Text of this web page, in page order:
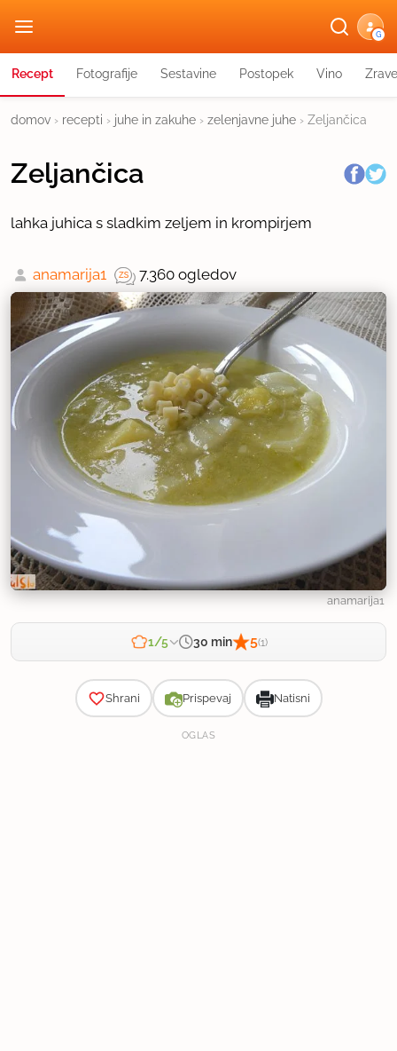
G
Recept Fotografije Sestavine Postopek Vino
domov › recepti › juhe in zakuhe › zelenjavne juhe › Zeljančica
Zeljančica
lahka juhica s sladkim zeljem in krompirjem
anamarija1 7.360 ogledov
anamarija1
1/5 30 min 5(1)
Shrani Prispevaj Natisni
OGLAS